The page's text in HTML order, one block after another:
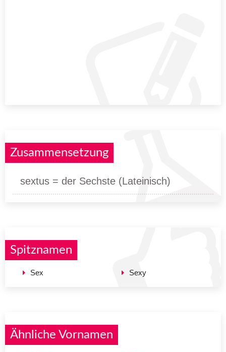
Zusammensetzung
sextus = der Sechste (Lateinisch)
Spitznamen
Sex Sexy
Ähnliche Vornamen